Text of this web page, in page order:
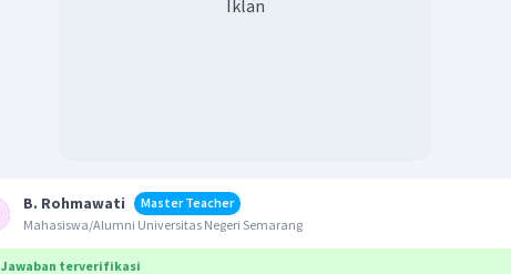
Iklan
B. Rohmawati
Master Teacher
Mahasiswa/Alumni Universitas Negeri Semarang
Jawaban terverifikasi